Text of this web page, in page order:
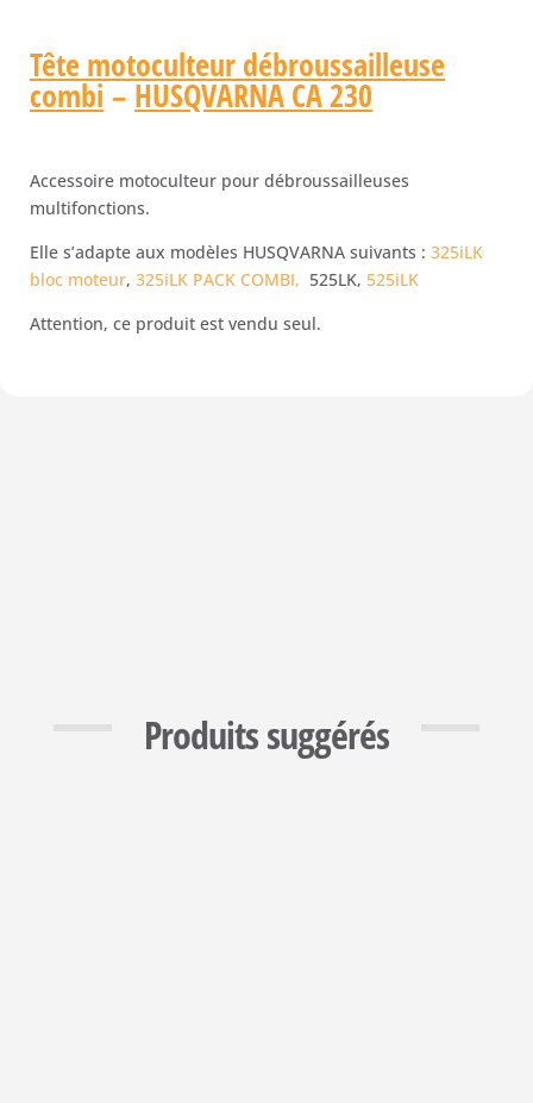
Tête motoculteur débroussailleuse
combi–HUSQVARNA CA 230
Accessoire motoculteur pour débroussailleuses
multifonctions.
Elle s’adapte aux modèles HUSQVARNA suivants : 325iLK
bloc moteur, 325iLK PACK COMBI, 525LK, 525iLK
Attention, ce produit est vendu seul.
Produits suggérés